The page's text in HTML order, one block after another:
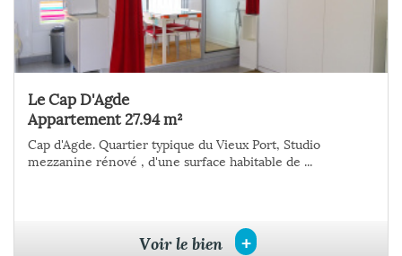
Le Cap D'Agde
Appartement 27.94 m²
Cap d'Agde. Quartier typique du Vieux Port, Studio
mezzanine rénové , d'une surface habitable de ...
Voir le bien +
Le Cap D'Agde
Appartement 70.72 m²
Sur le Centre Port et à proximité de la plage Richelieu,
appartement entièrement rénové avec des ...
Voir le bien +